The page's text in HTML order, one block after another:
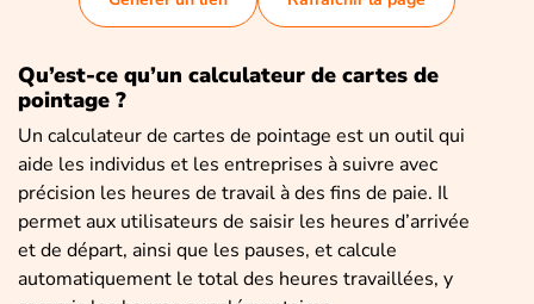
Qu’est-ce qu’un calculateur de cartes de
pointage ?
Un calculateur de cartes de pointage est un outil qui
aide les individus et les entreprises à suivre avec
précision les heures de travail à des fins de paie. Il
permet aux utilisateurs de saisir les heures d’arrivée
et de départ, ainsi que les pauses, et calcule
automatiquement le total des heures travaillées, y